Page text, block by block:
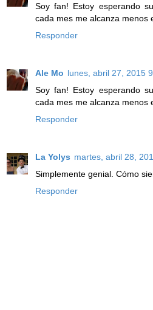
Soy fan! Estoy esperando
cada mes me alcanza menos
Responder
Ale Mo lunes, abril 27, 2015
Soy fan! Estoy esperando
cada mes me alcanza menos
Responder
La Yolys martes, abril 28,
Simplemente genial. Cómo
Responder